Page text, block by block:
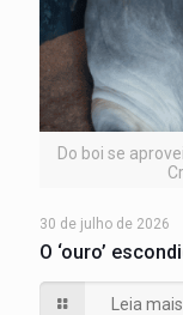
Do boi se
30 de julho de 2026
O ‘ouro’
Leia mais